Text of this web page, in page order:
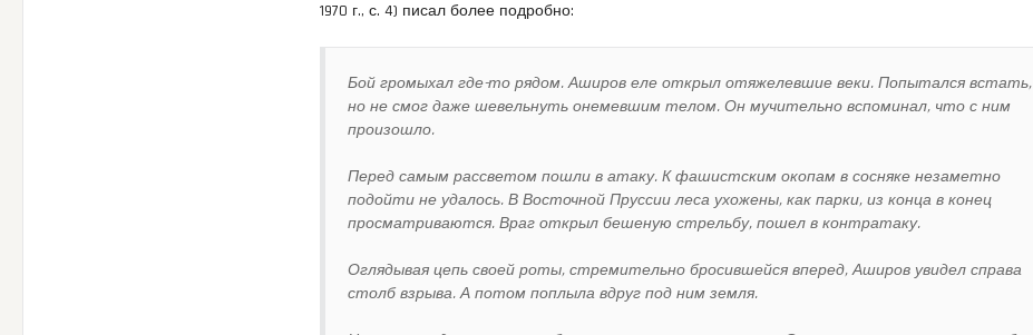
1970 г., с. 4) писал более подробно:
Бой громыхал где-то рядом. Аширов еле открыл отяжелевшие веки. Попытался встать,
но не смог даже шевельнуть онемевшим телом. Он мучительно вспоминал, что с ним
произошло.
Перед самым рассветом пошли в атаку. К фашистским окопам в сосняке незаметно
подойти не удалось. В Восточной Пруссии леса ухожены, как парки, из конца в конец
просматриваются. Враг открыл бешеную стрельбу, пошел в контратаку.
Оглядывая цепь своей роты, стремительно бросившейся вперед, Аширов увидел справа
столб взрыва. А потом поплыла вдруг под ним земля.